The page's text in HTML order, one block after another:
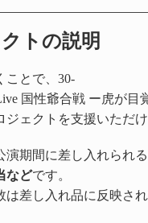
トの説明
ことで、30-
国性爺合戦 ー虎が目
ェクトを支援いただけ
演期間に差し入れられ
などです。
差し入れ品に反映さ